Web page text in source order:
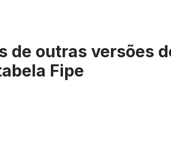
de outras versões
Fipe